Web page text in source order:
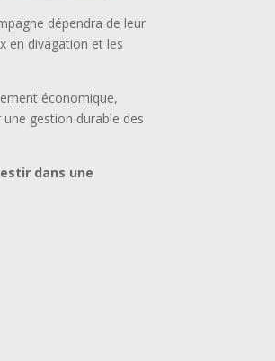
dépendra de leur
en divagation et les
économique,
gestion durable des
dans une